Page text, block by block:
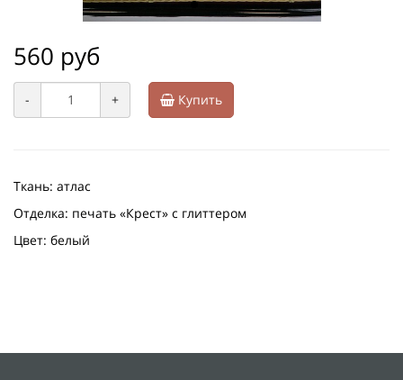
560 руб
- + Купить
Ткань: атлас
Отделка: печать «Крест» с глиттером
Цвет: белый